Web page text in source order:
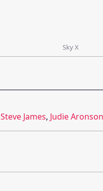
Sky X
Steve James, Judie Aronson